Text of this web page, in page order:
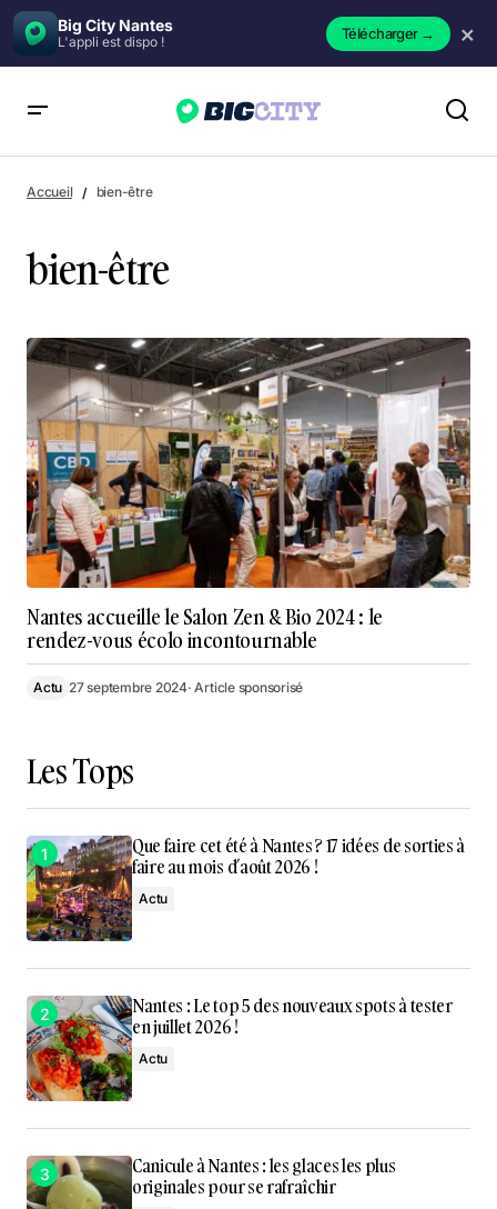
Big City Nantes
L'appli est dispo ! Télécharger→ ×
Accueil bien-être
bien-être
Nantes accueille le Salon Zen & Bio 2024 : le
rendez-vous écolo incontournable
Actu 27 septembre 2024· Article sponsorisé
Les Tops
Que faire cet été à Nantes ? 17 idées de sorties à
faire au mois d’août 2026 !
Actu
Nantes : Le top 5 des nouveaux spots à tester
en juillet 2026 !
Actu
Canicule à Nantes : les glaces les plus
originales pour se rafraîchir